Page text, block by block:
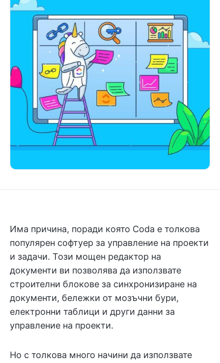
Има причина, поради която Coda е толкова
популярен софтуер за управление на проекти
и задачи. Този мощен редактор на
документи ви позволява да използвате
строителни блокове за синхронизиране на
документи, бележки от мозъчни бури,
електронни таблици и други данни за
управление на проекти.
Но с толкова много начини да използвате